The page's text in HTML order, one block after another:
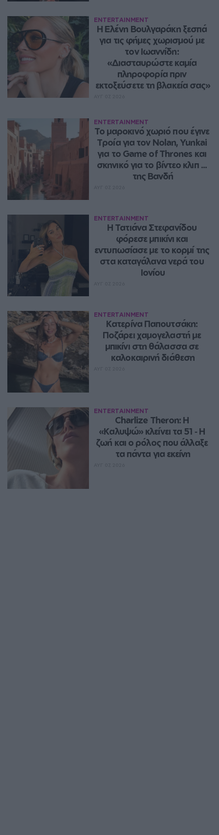
ENTERTAINMENT
Η Ελένη Βουλγαράκη ξεσπά
για τις φήμες χωρισμού με
τον Ιωαννίδη:
«Διασταυρώστε καμία
πληροφορία πριν
εκτοξεύσετε τη βλακεία σας»
ENTERTAINMENT
Το μαροκινό χωριό που έγινε
Τροία για τον Nolan, Yunkai
για το Game of Thrones και
σκηνικό για το βίντεο κλιπ ...
της Βανδή
ENTERTAINMENT
Η Τατιάνα Στεφανίδου
φόρεσε μπικίνι και
εντυπωσίασε με το κορμί της
στα καταγάλανα νερά του
Ιονίου
ENTERTAINMENT
Κατερίνα Παπουτσάκη:
Ποζάρει χαμογελαστή με
μπικίνι στη θάλασσα σε
καλοκαιρινή διάθεση
ENTERTAINMENT
Charlize Theron: Η
«Καλυψώ» κλείνει τα 51 ‑ H
ζωή και ο ρόλος που άλλαξε
τα πάντα για εκείνη